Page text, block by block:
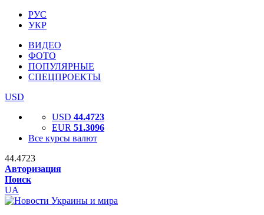
РУС
УКР
ВИДЕО
ФОТО
ПОПУЛЯРНЫЕ
СПЕЦПРОЕКТЫ
USD
USD 44.4723
EUR 51.3096
Все курсы валют
44.4723
Авторизация
Поиск
UA